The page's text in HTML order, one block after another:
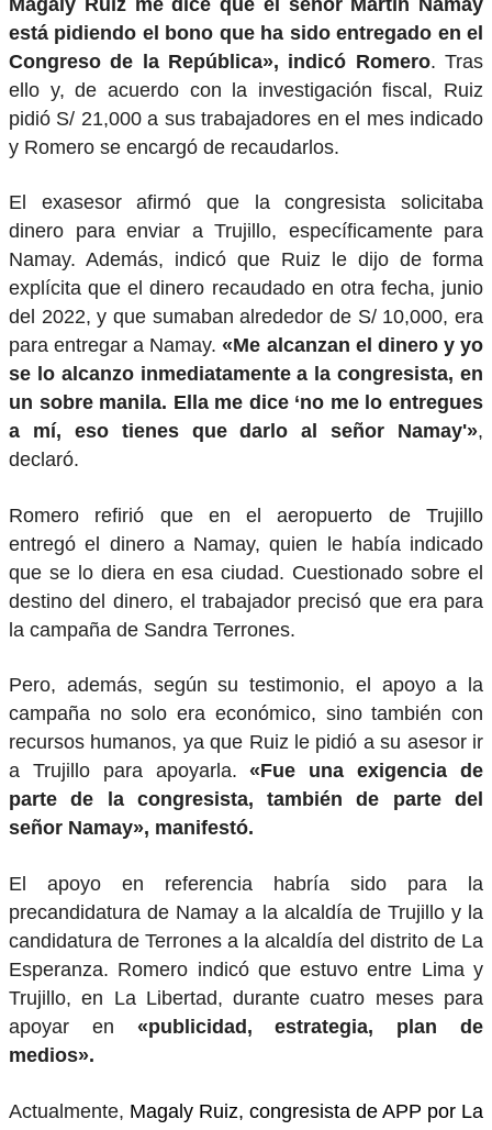
está pidiendo el bono que ha sido entregado en el
Congreso de la República», indicó Romero. Tras
ello y, de acuerdo con la investigación fiscal, Ruiz
pidió S/ 21,000 a sus trabajadores en el mes indicado
y Romero se encargó de recaudarlos.
El exasesor afirmó que la congresista solicitaba
dinero para enviar a Trujillo, específicamente para
Namay. Además, indicó que Ruiz le dijo de forma
explícita que el dinero recaudado en otra fecha, junio
del 2022, y que sumaban alrededor de S/ 10,000, era
para entregar a Namay.«Me alcanzan el dinero y yo
se lo alcanzo inmediatamente a la congresista, en
un sobre manila. Ella me dice ‘no me lo entregues
a mí, eso tienes que darlo al señor Namay'»,
declaró.
Romero refirió que en el aeropuerto de Trujillo
entregó el dinero a Namay, quien le había indicado
que se lo diera en esa ciudad. Cuestionado sobre el
destino del dinero, el trabajador precisó que era para
la campaña de Sandra Terrones.
Pero, además, según su testimonio, el apoyo a la
campaña no solo era económico, sino también con
recursos humanos, ya que Ruiz le pidió a su asesor ir
a Trujillo para apoyarla.«Fue una exigencia de
parte de la congresista, también de parte del
señor Namay», manifestó.
El apoyo en referencia habría sido para la
precandidatura de Namay a la alcaldía de Trujillo y la
candidatura de Terrones a la alcaldía del distrito de La
Esperanza. Romero indicó que estuvo entre Lima y
Trujillo, en La Libertad, durante cuatro meses para
apoyar en «publicidad, estrategia, plan de
medios».
Actualmente, Magaly Ruiz, congresista de APP por La